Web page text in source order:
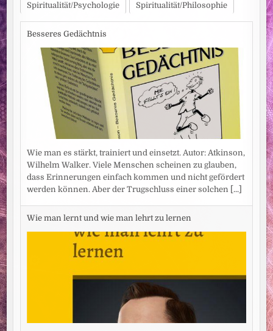
Spiritualität/Psychologie Spiritualität/Philosophie
Besseres Gedächtnis
Wie man es stärkt, trainiert und einsetzt. Autor: Atkinson,
Wilhelm Walker. Viele Menschen scheinen zu glauben,
dass Erinnerungen einfach kommen und nicht gefördert
werden können. Aber der Trugschluss einer solchen [...]
Wie man lernt und wie man lehrt zu lernen